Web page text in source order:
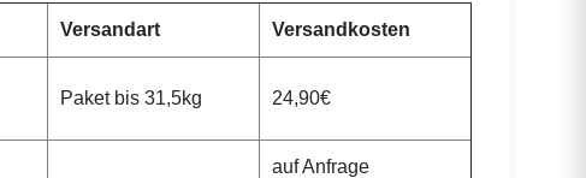
Versandart Versandkosten
Paket bis 31,5kg 24,90€
auf Anfrage